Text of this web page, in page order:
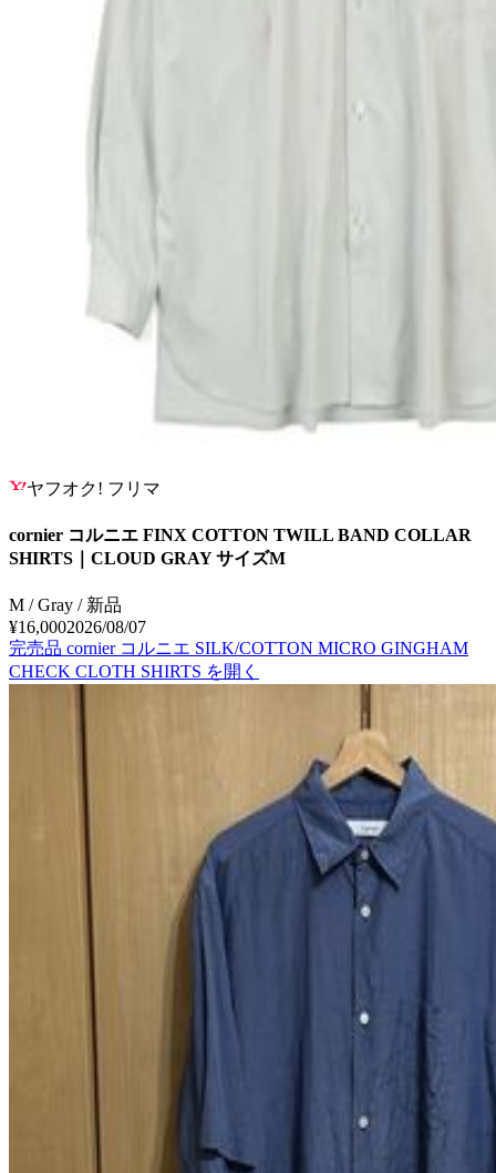
ヤフオク! フリマ
cornier コルニエ FINX COTTON TWILL BAND COLLAR
SHIRTS｜CLOUD GRAY サイズM
M / Gray / 新品
¥16,0002026/08/07
完売品 cornier コルニエ SILK/COTTON MICRO GINGHAM
CHECK CLOTH SHIRTS を開く